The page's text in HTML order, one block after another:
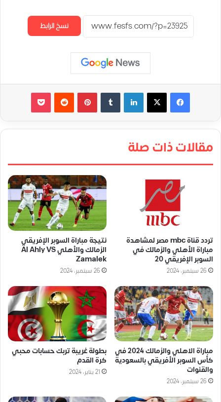
نسخ الرابط
لينكدإن بينتيريست
مقالات ذات صلة
تردد قناة mbc مصر لمشاهدة
مباراة الأهلي والزمالك في
السوبر الإفريقي 20
26 سبتمبر، 2024
نتيجة مباراة السوبر الإفريقي
الزمالك والأهلي Al Ahly VS
Zamalek
26 سبتمبر، 2024
مباراة الاهلي والزمالك 2024 في
كأس السوبر الأفريقي بالسعودية
والقنوات
26 سبتمبر، 2024
بطولة غريبة تربك حسابات محبي
كرة القدم
21 يناير، 2024